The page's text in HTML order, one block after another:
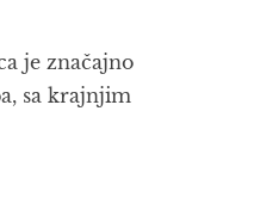
je značajno
sa krajnjim